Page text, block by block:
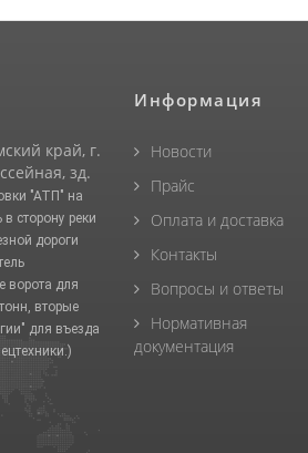
край, г.
зд.
"АТП" на
сторону реки
дороги
ворота для
вторые
для въезда
Информация
Новости
Прайс
Оплата и доставка
Контакты
Вопросы и ответы
Нормативная
документация